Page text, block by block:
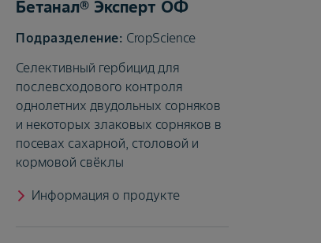
Бетанал® Эксперт ОФ
CropScience
Селективный гербицид для
послевсходового контроля
однолетних двудольных сорняков
и некоторых злаковых сорняков в
посевах сахарной, столовой и
кормовой свёклы
Информация о продукте